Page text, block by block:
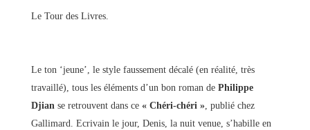
Le Tour des Livres.
Le ton ‘jeune’, le style faussement décalé (en réalité, très
travaillé), tous les éléments d’un bon roman de Philippe
Djian se retrouvent dans ce « Chéri-chéri », publié chez
Gallimard. Ecrivain le jour, Denis, la nuit venue, s’habille en